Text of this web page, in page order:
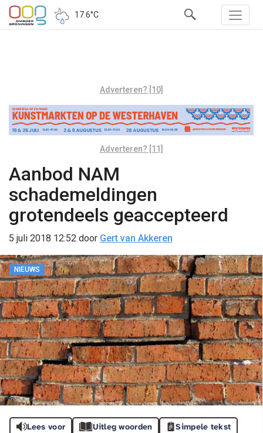
17.6°C
Adverteren? [10]
Adverteren? [11]
Aanbod NAM
schademeldingen
grotendeels geaccepteerd
5 juli 2018 12:52 door Gert van Akkeren
NIEUWS
Lees voor Uitleg woorden Simpele tekst